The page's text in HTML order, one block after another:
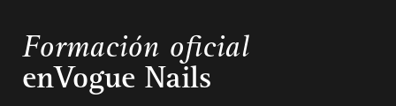
Formación oficial
enVogue Nails